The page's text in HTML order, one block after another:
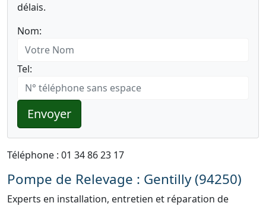
délais.
Nom:
Tel:
Envoyer
Téléphone : 01 34 86 23 17
Pompe de Relevage : Gentilly (94250)
Experts en installation, entretien et réparation de